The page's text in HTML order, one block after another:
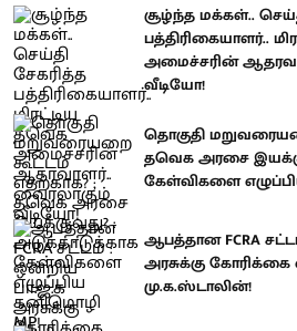
சூழ்ந்த மக்கள்..
பத்திரிகையாளர்..
அமைச்சரின்
வீடியோ!
தொகுதி
தவெக அரசை
கேள்விகளை
ஆபத்தான FCRA
அரசுக்கு
மு.க.ஸ்டாலின்!